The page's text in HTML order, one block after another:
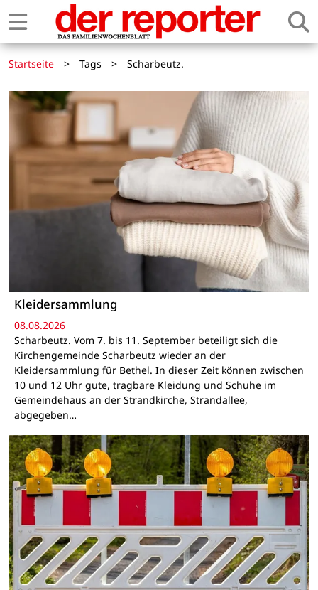
Startseite > Tags > Scharbeutz.
Kleidersammlung
08.08.2026
Scharbeutz. Vom 7. bis 11. September beteiligt sich die
Kirchengemeinde Scharbeutz wieder an der
Kleidersammlung für Bethel. In dieser Zeit können zwischen
10 und 12 Uhr gute, tragbare Kleidung und Schuhe im
Gemeindehaus an der Strandkirche, Strandallee,
abgegeben…